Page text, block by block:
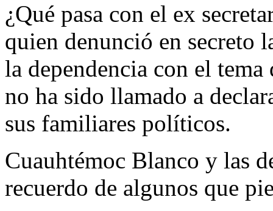
¿Qué pasa con el ex
quien denunció en secreto
la dependencia con el
no ha sido llamado a
sus familiares políticos.
Cuauhtémoc Blanco y las
recuerdo de algunos que